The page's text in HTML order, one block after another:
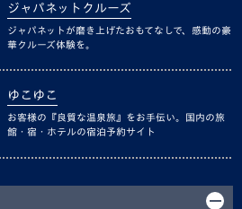
ジャパネットクルーズ
ジャパネットが磨き上げたおもてなしで、感動の豪
華クルーズ体験を。
ゆこゆこ
お客様の『良質な温泉旅』をお手伝い。国内の旅
館・宿・ホテルの宿泊予約サイト